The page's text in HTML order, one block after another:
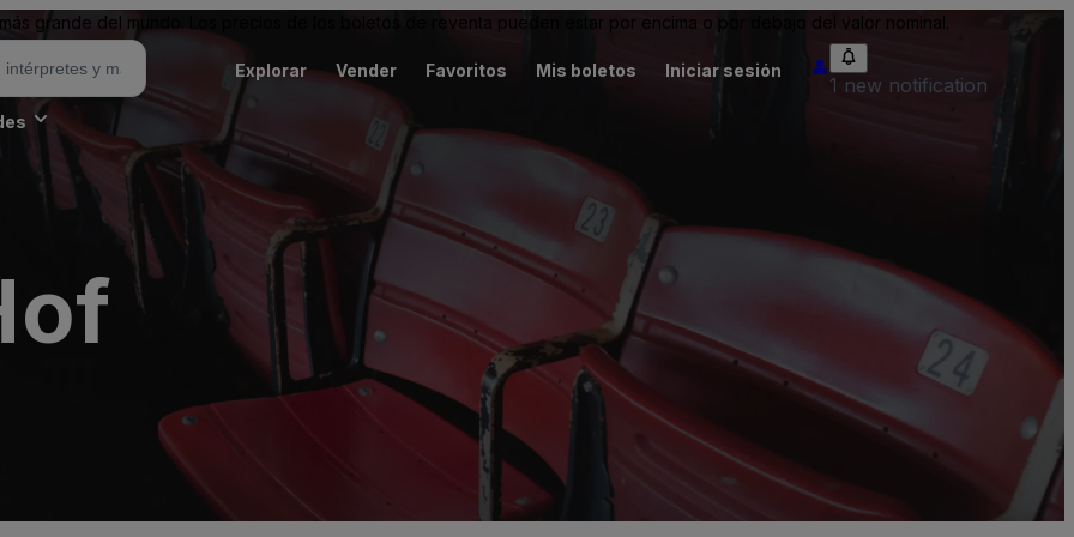
grande del mundo. Los precios de los boletos de reventa pueden estar por encima o por debajo del valor nominal.
Explorar Vender Favoritos Mis boletos Iniciar sesión
1 new notification